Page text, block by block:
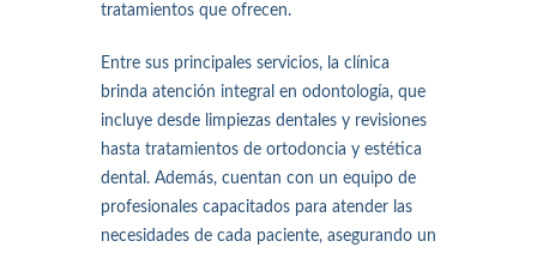
tratamientos que ofrecen.
Entre sus principales servicios, la clínica
brinda atención integral en odontología, que
incluye desde limpiezas dentales y revisiones
hasta tratamientos de ortodoncia y estética
dental. Además, cuentan con un equipo de
profesionales capacitados para atender las
necesidades de cada paciente, asegurando un